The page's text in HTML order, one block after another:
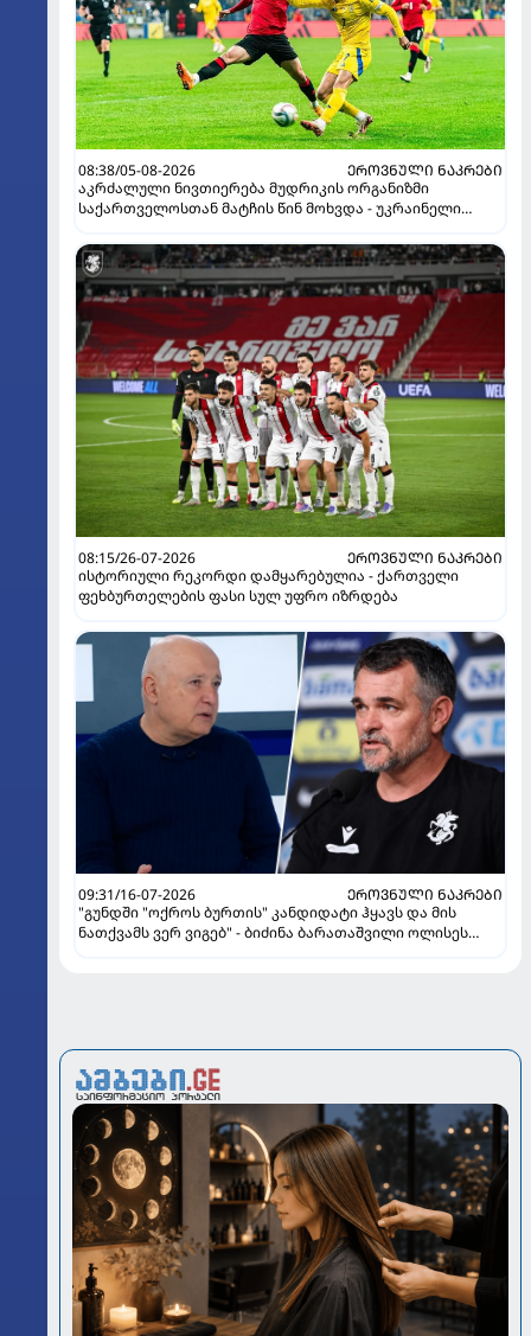
08:38/05-08-2026
ᲔᲠᲝᲕᲜᲣᲚᲘ ᲜᲐᲙᲠᲔᲑᲘ
აკრძალული ნივთიერება მუდრიკის ორგანიზმი
საქართველოსთან მატჩის წინ მოხვდა - უკრაინელი
ინფორმაციას ავრცელებს
08:15/26-07-2026
ᲔᲠᲝᲕᲜᲣᲚᲘ ᲜᲐᲙᲠᲔᲑᲘ
ისტორიული რეკორდი დამყარებულია - ქართველი
ფეხბურთელების ფასი სულ უფრო იზრდება
09:31/16-07-2026
ᲔᲠᲝᲕᲜᲣᲚᲘ ᲜᲐᲙᲠᲔᲑᲘ
"გუნდში "ოქროს ბურთის" კანდიდატი ჰყავს და მის
ნათქვამს ვერ ვიგებ" - ბიძინა ბარათაშვილი ოლისეს